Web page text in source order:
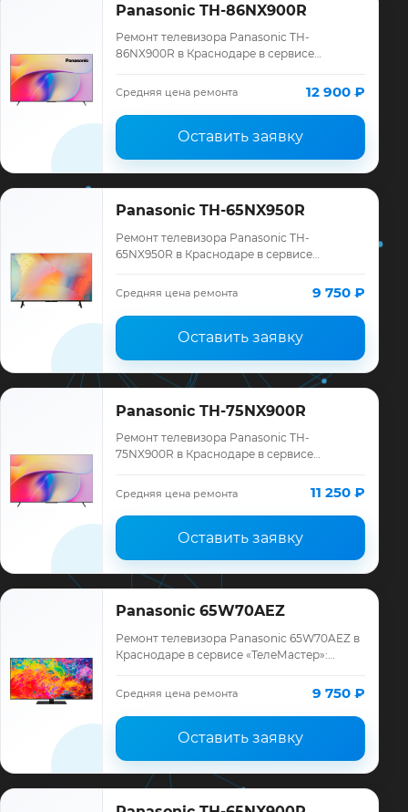
Panasonic TH-86NX900R
Ремонт телевизора Panasonic TH-
86NX900R в Краснодаре в сервисе
Panasonic, смета до ремонта, запчасти и
Средняя цена ремонта 12 900 ₽
Оставить заявку
Panasonic TH-65NX950R
Ремонт телевизора Panasonic TH-
65NX950R в Краснодаре в сервисе
Panasonic, смета до ремонта, запчасти и
гарантия до 12 мес…
Средняя цена ремонта 9 750 ₽
Оставить заявку
Panasonic TH-75NX900R
Ремонт телевизора Panasonic TH-
75NX900R в Краснодаре в сервисе
Panasonic, смета до ремонта, запчасти и
гарантия до 12 мес…
Средняя цена ремонта 11 250 ₽
Оставить заявку
Panasonic 65W70AEZ
Ремонт телевизора Panasonic 65W70AEZ в
Краснодаре в сервисе «ТелеМастер»:
ремонта, запчасти и гарантия до 12
месяце…
Средняя цена ремонта 9 750 ₽
Оставить заявку